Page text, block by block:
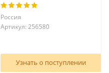
Россия
Артикул: 256580
Узнать о поступлении